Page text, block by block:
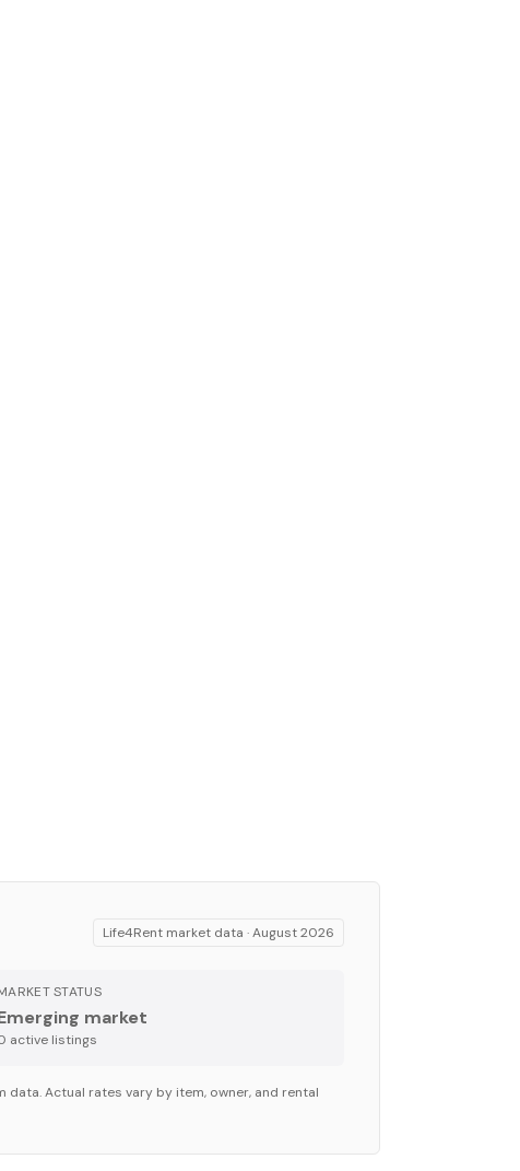
Life4Rent market data ·August 2026
STATUS
market
active listings
Actual rates vary by item, owner, and rental